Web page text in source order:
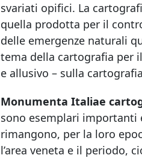
svariati opifici. La
quella prodotta per il
delle emergenze naturali
tema della cartografia per
e allusivo – sulla
Monumenta Italiae
sono esemplari importanti
rimangono, per la loro
l’area veneta e il periodo,